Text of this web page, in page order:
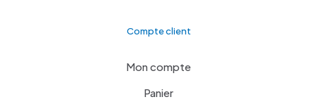
Compte client
Mon compte
Panier